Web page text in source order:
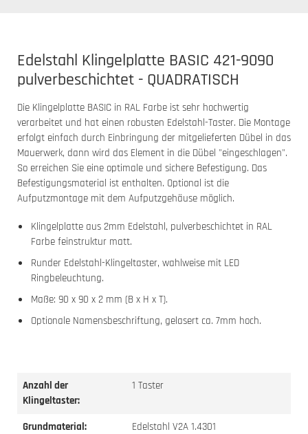
Edelstahl Klingelplatte BASIC 421-9090
pulverbeschichtet - QUADRATISCH
Die Klingelplatte BASIC in RAL Farbe ist sehr hochwertig
verarbeitet und hat einen robusten Edelstahl-Taster. Die Montage
erfolgt einfach durch Einbringung der mitgelieferten Dübel in das
Mauerwerk, dann wird das Element in die Dübel "eingeschlagen".
So erreichen Sie eine optimale und sichere Befestigung. Das
Befestigungsmaterial ist enthalten. Optional ist die
Aufputzmontage mit dem Aufputzgehäuse möglich.
Klingelplatte aus 2mm Edelstahl, pulverbeschichtet in RAL
Farbe feinstruktur matt.
Runder Edelstahl-Klingeltaster, wahlweise mit LED
Ringbeleuchtung.
Maße: 90 x 90 x 2 mm (B x H x T).
Optionale Namensbeschriftung, gelasert ca. 7mm hoch.
Anzahl der
Klingeltaster:
1 Taster
Grundmaterial: Edelstahl V2A 1.4301